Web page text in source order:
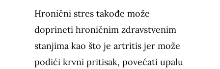
Hronični stres takođe može
doprineti hroničnim zdravstvenim
stanjima kao što je artritis jer može
podići krvni pritisak, povećati upalu